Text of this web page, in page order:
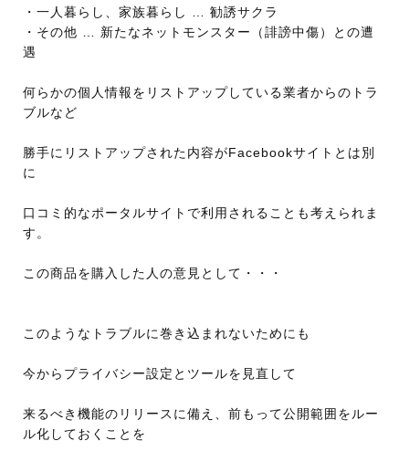
・一人暮らし、家族暮らし … 勧誘サクラ
・その他 … 新たなネットモンスター（誹謗中傷）との遭
遇
何らかの個人情報をリストアップしている業者からのトラ
ブルなど
勝手にリストアップされた内容がFacebookサイトとは別
に
口コミ的なポータルサイトで利用されることも考えられま
す。
この商品を購入した人の意見として・・・
このようなトラブルに巻き込まれないためにも
今からプライバシー設定とツールを見直して
来るべき機能のリリースに備え、前もって公開範囲をルー
ル化しておくことを